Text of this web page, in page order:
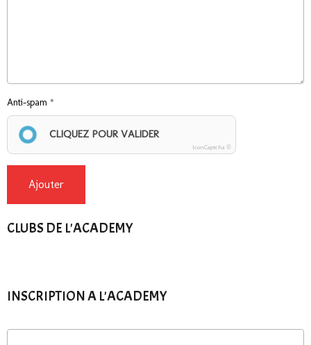
Anti-spam
CLIQUEZ POUR VALIDER
IconCaptcha ©
Ajouter
CLUBS DE L'ACADEMY
INSCRIPTION A L'ACADEMY